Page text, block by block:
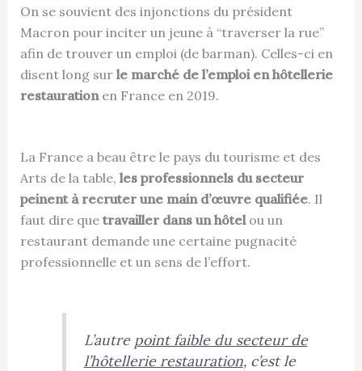
On se souvient des injonctions du président
Macron pour inciter un jeune à “traverser la rue”
afin de trouver un emploi (de barman). Celles-ci en
disent long sur le marché de l’emploi en hôtellerie
restaurationen France en 2019.
La France a beau être le pays du tourisme et des
Arts de la table, les professionnels du secteur
peinent à recruter une main d’œuvre qualifiée. Il
faut dire que travailler dans un hôtelou un
restaurant demande une certaine pugnacité
professionnelle et un sens de l’effort.
L’autre point faible du secteur de
l’hôtellerie restauration, c’est le